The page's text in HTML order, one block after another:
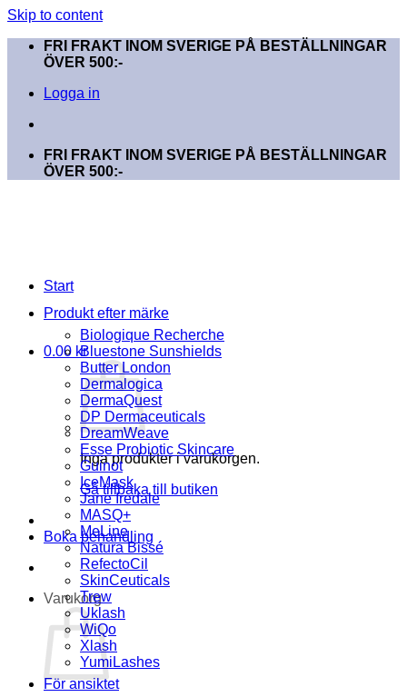
Skip to content
FRI FRAKT INOM SVERIGE PÅ BESTÄLLNINGAR
ÖVER 500:-
Logga in
FRI FRAKT INOM SVERIGE PÅ BESTÄLLNINGAR
ÖVER 500:-
0.00 kr
Inga produkter i varukorgen.
Gå tillbaka till butiken
Boka behandling
Varukorg
Start
Produkt efter märke
Biologique Recherche
Bluestone Sunshields
Butter London
Dermalogica
DermaQuest
DP Dermaceuticals
DreamWeave
Esse Probiotic Skincare
Guinot
IceMask
Jane Iredale
MASQ+
MeLine
Natura Bissé
RefectoCil
SkinCeuticals
Trew
Uklash
WiQo
Xlash
YumiLashes
För ansiktet